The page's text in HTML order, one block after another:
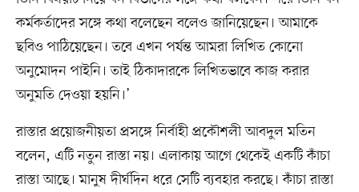
কর্মকর্তাদের সঙ্গে কথা বলেছেন বলেও জানিয়েছেন। আমাকে
ছবিও পাঠিয়েছেন। তবে এখন পর্যন্ত আমরা লিখিত কোনো
অনুমোদন পাইনি। তাই ঠিকাদারকে লিখিতভাবে কাজ করার
অনুমতি দেওয়া হয়নি।’
রাস্তার প্রয়োজনীয়তা প্রসঙ্গে নির্বাহী প্রকৌশলী আবদুল মতিন
বলেন, এটি নতুন রাস্তা নয়। এলাকায় আগে থেকেই একটি কাঁচা
রাস্তা আছে। মানুষ দীর্ঘদিন ধরে সেটি ব্যবহার করছে। কাঁচা রাস্তা